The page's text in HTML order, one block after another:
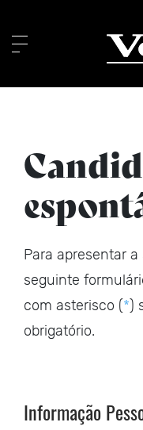
Para apresentar
seguinte
com asterisco (*)
obrigatório.
Informação